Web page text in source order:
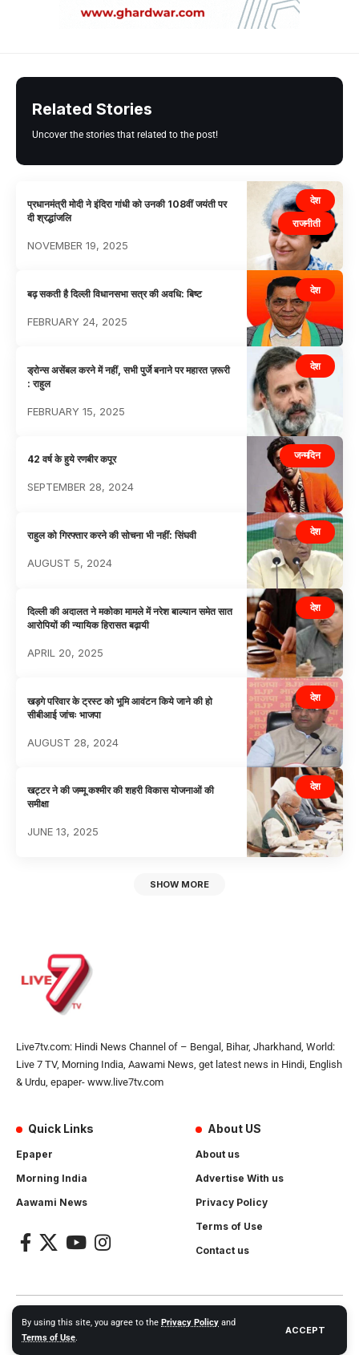
By using this site, you agree to the Privacy Policy and
Terms of Use.
ACCEPT
Related Stories
Uncover the stories that related to the post!
देश
राजनीती
प्रधानमंत्री मोदी ने इंदिरा गांधी को उनकी 108वीं जयंती पर
दी श्रद्धांजलि
NOVEMBER 19, 2025
देश
बढ़ सकती है दिल्ली विधानसभा सत्र की अवधि: बिष्ट
FEBRUARY 24, 2025
देश
ड्रोन्स असेंबल करने में नहीं, सभी पुर्जे बनाने पर महारत ज़रूरी
: राहुल
FEBRUARY 15, 2025
जन्मदिन
42 वर्ष के हुये रणबीर कपूर
SEPTEMBER 28, 2024
देश
राहुल को गिरफ्तार करने की सोचना भी नहींं: सिंघवी
AUGUST 5, 2024
देश
दिल्ली की अदालत ने मकोका मामले में नरेश बाल्यान समेत सात
आरोपियों की न्यायिक हिरासत बढ़ायी
APRIL 20, 2025
देश
खड़गे परिवार के ट्रस्ट को भूमि आवंटन किये जाने की हो
सीबीआई जांचः भाजपा
AUGUST 28, 2024
देश
खट्टर ने की जम्मू कश्मीर की शहरी विकास योजनाओं की
समीक्षा
JUNE 13, 2025
SHOW MORE
Live7tv.com: Hindi News Channel of – Bengal, Bihar, Jharkhand, World:
Live 7 TV, Morning India, Aawami News, get latest news in Hindi, English
& Urdu, epaper- www.live7tv.com
Quick Links
Epaper
Morning India
Aawami News
About US
About us
Advertise With us
Privacy Policy
Terms of Use
Contact us
2024- All Rights Reserved.Live 7 tv. Website Created by and